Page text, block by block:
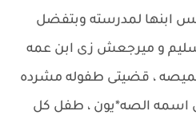
ابنها لمدرسته وبتفضل
سليم و ميرجعش زى ابن عمه
، قضيتى طفوله مشرده
اسمه الصه*يون ، طفل كل